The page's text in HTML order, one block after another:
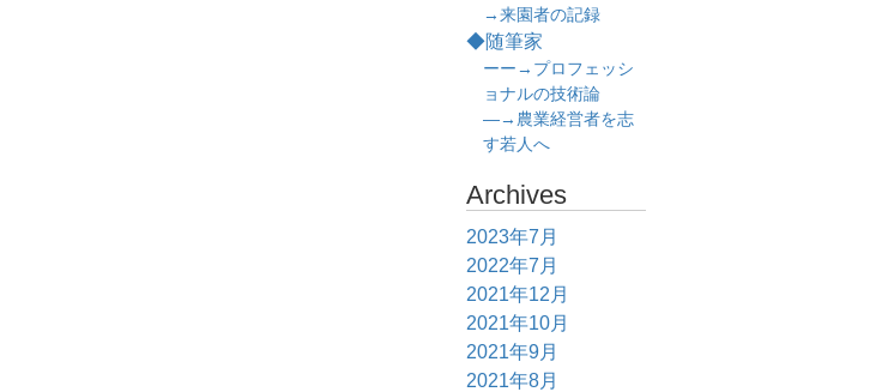
→来園者の記録
◆随筆家
ーー→プロフェッシ
ョナルの技術論
―→農業経営者を志
す若人へ
Archives
2023年7月
2022年7月
2021年12月
2021年10月
2021年9月
2021年8月